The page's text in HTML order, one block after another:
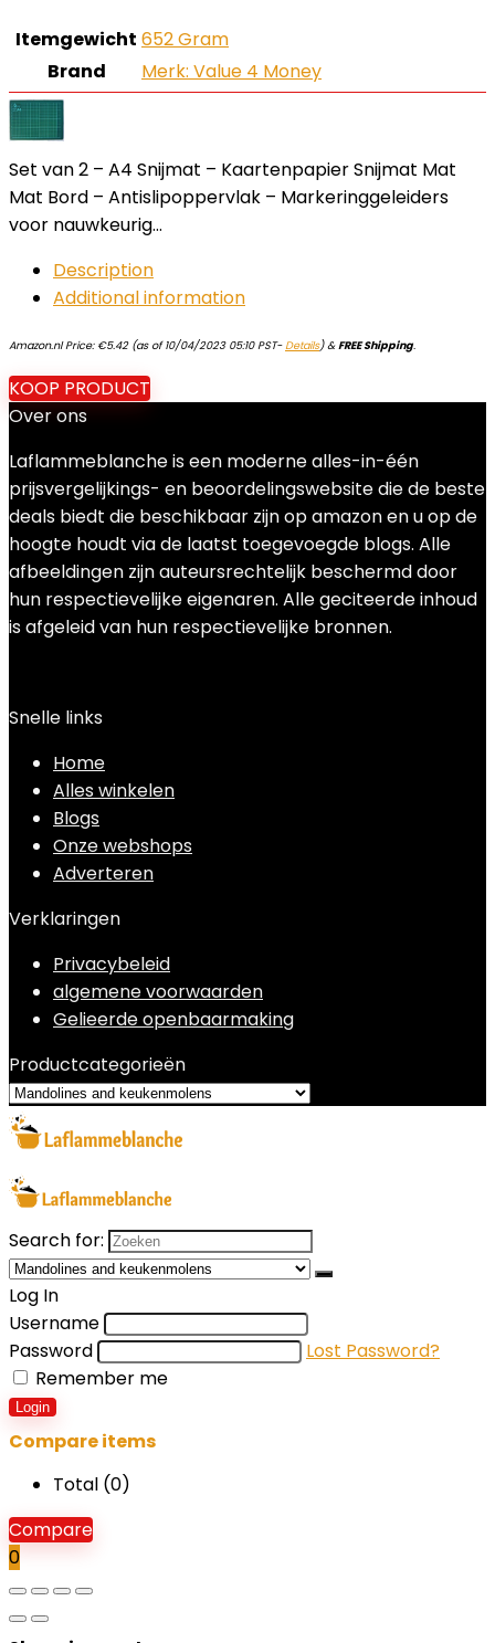
Itemgewicht ‎652 Gram
Brand
Merk: Value 4 Money
Set van 2 – A4 Snijmat – Kaartenpapier Snijmat Mat
Mat Bord – Antislipoppervlak – Markeringgeleiders
voor nauwkeurig…
Description
Additional information
Amazon.nl Price: €5.42(as of 10/04/2023 05:10 PST-Details)&FREE Shipping.
KOOP PRODUCT
Over ons
Laflammeblanche is een moderne alles-in-één
prijsvergelijkings- en beoordelingswebsite die de beste
deals biedt die beschikbaar zijn op amazon en u op de
hoogte houdt via de laatst toegevoegde blogs. Alle
afbeeldingen zijn auteursrechtelijk beschermd door
hun respectievelijke eigenaren. Alle geciteerde inhoud
is afgeleid van hun respectievelijke bronnen.
Snelle links
Home
Alles winkelen
Blogs
Onze webshops
Adverteren
Verklaringen
Privacybeleid
algemene voorwaarden
Gelieerde openbaarmaking
Productcategorieën
Search for:
Log In
Username
Password
Lost Password?
Remember me
Login
Compare items
Total (0)
Compare
0